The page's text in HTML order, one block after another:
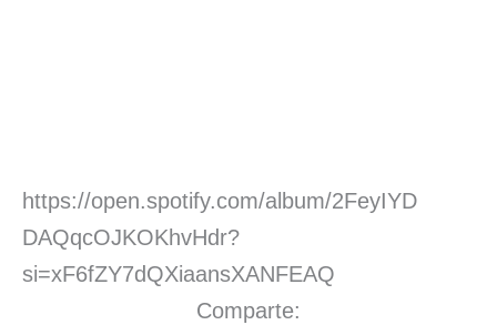
https://open.spotify.com/album/2FeyIYD
DAQqcOJKOKhvHdr?
si=xF6fZY7dQXiaansXANFEAQ
Comparte: